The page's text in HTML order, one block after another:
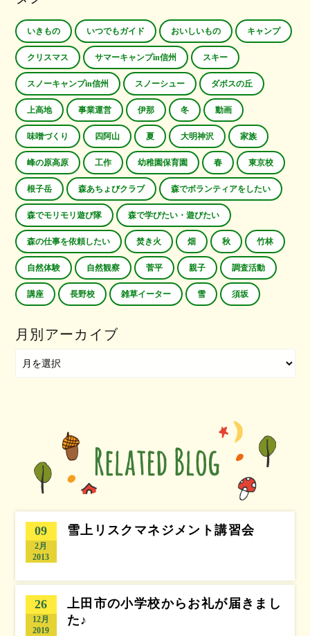
いきもの いつでもガイド おいしいもの キャンプ
クリスマス サマーキャンプin信州 スキー
スノーキャンプin信州 スノーシュー ダボスの丘
上高地 事業運営 伊那 冬 動画
味噌づくり 四阿山 夏 大明神沢 家族
峰の原高原 工作 幼稚園保育園 春 東京校
根子岳 森あちょびクラブ 森でボランティアをしたい
森でモリモリ遊び隊 森で学びたい・遊びたい
森の仕事を依頼したい 焚き火 畑 秋 竹林
自然体験 自然観察 菅平 親子 調査活動
講座 長野校 雑草イーター 雪 須坂
月別アーカイブ
09
2月
2013
雪上リスクマネジメント講習会
26
12月
2019
上田市の小学校からお礼が届きまし
た♪